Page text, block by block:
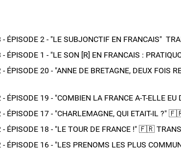
2 - "LE SUBJONCTIF EN FRANCAIS"
ÉPISODE 1 - "LE SON [R] EN FRANCAIS :
ÉPISODE 20 - "ANNE DE BRETAGNE, DEUX
ÉPISODE 19 - "COMBIEN LA FRANCE A-T-ELLE
ÉPISODE 17 - "CHARLEMAGNE, QUI ETAIT-IL ?"​
ÉPISODE 18 - "LE TOUR DE FRANCE !"​ 🇫🇷​
ÉPISODE 16 - "LES PRENOMS LES PLUS